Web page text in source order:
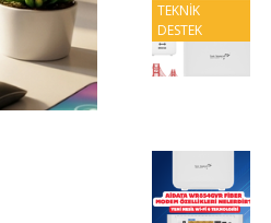
TEKNİK
DESTEK